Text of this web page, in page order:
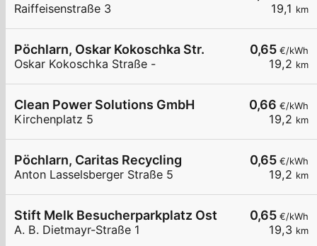
19,1 km
Raiffeisenstraße 3
0,65 €/kWh
19,2 km
Pöchlarn, Oskar Kokoschka Str.
Oskar Kokoschka Straße -
0,66 €/kWh
19,2 km
Clean Power Solutions GmbH
Kirchenplatz 5
0,65 €/kWh
19,2 km
Pöchlarn, Caritas Recycling
Anton Lasselsberger Straße 5
0,65 €/kWh
19,3 km
Stift Melk Besucherparkplatz Ost
A. B. Dietmayr-Straße 1